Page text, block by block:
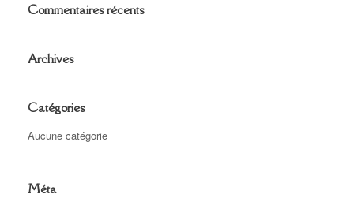
Commentaires récents
Archives
Catégories
Aucune catégorie
Méta